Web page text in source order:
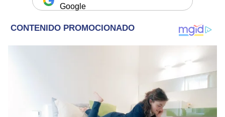
Google